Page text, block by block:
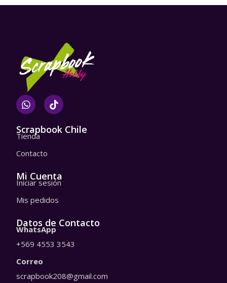
W
h
t
s
p
T
i
t
Scrapbook Chile
Tienda
Contacto
Mi Cuenta
Iniciar sesión
Mis pedidos
Datos de Contacto
WhatsApp
+569 4553 3543
Correo
scrapbook208@gmail.com